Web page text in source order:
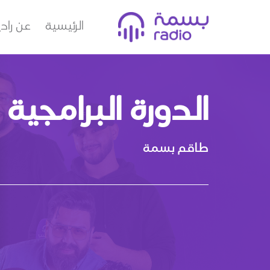
الرئيسية عن
الدورة
طاقم بسمة